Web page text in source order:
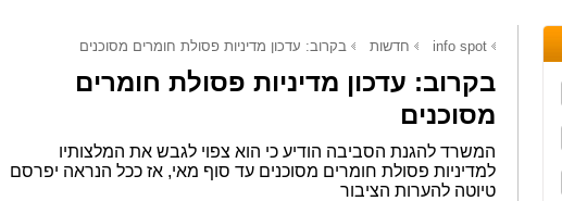
info spot חדשות בקרוב: עדכון מדיניות פסולת חומרים מסוכנים
בקרוב: עדכון מדיניות פסולת חומרים
מסוכנים
המשרד להגנת הסביבה הודיע כי הוא צפוי לגבש את המלצותיו
למדיניות פסולת חומרים מסוכנים עד סוף מאי, אז ככל הנראה יפרסם
טיוטה להערות הציבור